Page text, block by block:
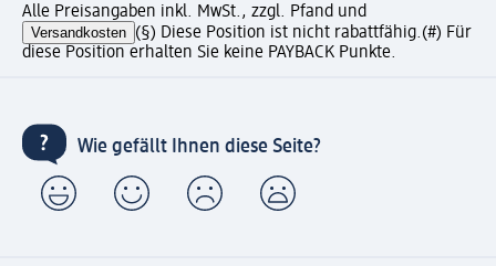
Alle Preisangaben inkl. MwSt., zzgl. Pfand und
Versandkosten (§) Diese Position ist nicht rabattfähig.(#) Für
diese Position erhalten Sie keine PAYBACK Punkte.
Wie gefällt Ihnen diese Seite?